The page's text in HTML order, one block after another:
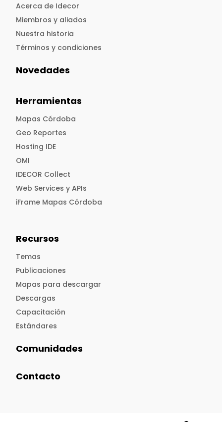
Acerca de Idecor
Miembros y aliados
Nuestra historia
Términos y condiciones
Novedades
Herramientas
Mapas Córdoba
Geo Reportes
Hosting IDE
OMI
IDECOR Collect
Web Services y APIs
iFrame Mapas Córdoba
Recursos
Temas
Publicaciones
Mapas para descargar
Descargas
Capacitación
Estándares
Comunidades
Contacto